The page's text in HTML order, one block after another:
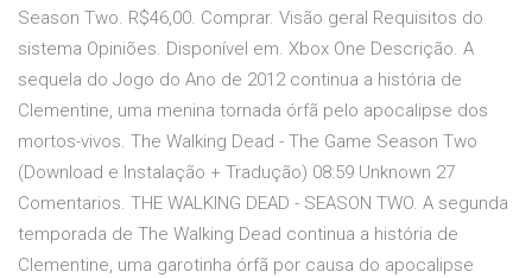
Season Two. R$46,00. Comprar. Visão geral Requisitos do
sistema Opiniões. Disponível em. Xbox One Descrição. A
sequela do Jogo do Ano de 2012 continua a história de
Clementine, uma menina tornada órfã pelo apocalipse dos
mortos-vivos. The Walking Dead - The Game Season Two
(Download e Instalação + Tradução) 08:59 Unknown 27
Comentarios. THE WALKING DEAD - SEASON TWO. A segunda
temporada de The Walking Dead continua a história de
Clementine, uma garotinha órfã por causa do apocalipse